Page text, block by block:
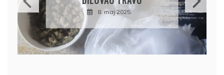
8. maj 2025.